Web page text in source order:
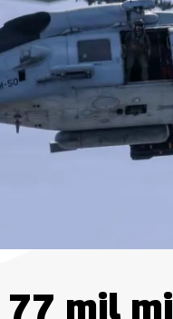
77 mil